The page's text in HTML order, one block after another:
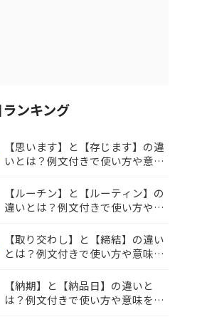
ンキング
【思います】と【存じます】の違
いとは？例文付きで使い方や意味
【ルーチン】と【ルーティン】の
違いとは？例文付きで使い方や意
【取り交わし】と【締結】の違い
とは？例文付きで使い方や意味を
【納期】と【納品日】の違いと
は？例文付きで使い方や意味をわ